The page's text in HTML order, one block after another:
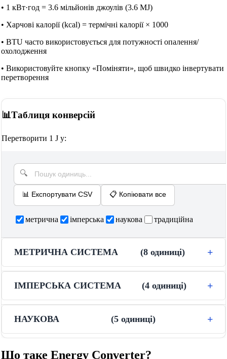
• 1 кВт·год = 3.6 мільйонів джоулів (3.6 MJ)
• Харчові калорії (kcal) = термічні калорії × 1000
• BTU часто використовується для потужності опалення/
охолодження
• Використовуйте кнопку «Поміняти», щоб швидко інвертувати
перетворення
📊Таблиця конверсій
Перетворити 1 J у:
📊 Експортувати CSV 📋 Копіювати все
метрична імперська наукова традиційна
МЕТРИЧНА СИСТЕМА (8 одиниці)
ІМПЕРСЬКА СИСТЕМА (4 одиниці)
НАУКОВА (5 одиниці)
Що таке Energy Converter?